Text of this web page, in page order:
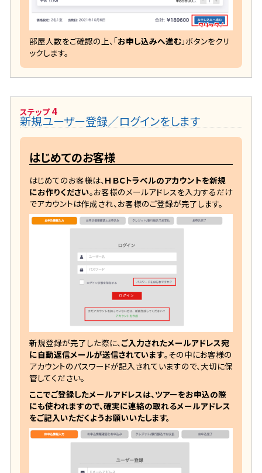
部屋人数をご確認の上、「お申し込みへ進む」ボタンをクリ
ックします。
ステップ 4
新規ユーザー登録／ログインをします
はじめてのお客様
はじめてのお客様は、ＨＢＣトラベルのアカウントを新規
にお作りください。お客様のメールアドレスを入力するだけ
でアカウントは作成され、お客様のご登録が完了します。
新規登録が完了した際に、ご入力されたメールアドレス宛
に自動返信メールが送信されています。その中にお客様の
アカウントのパスワードが記入されていますので、大切に保
管してください。
ここでご登録したメールアドレスは、ツアーをお申込の際
にも使われますので、確実に連絡の取れるメールアドレス
をご記入いただくようお願いいたします。